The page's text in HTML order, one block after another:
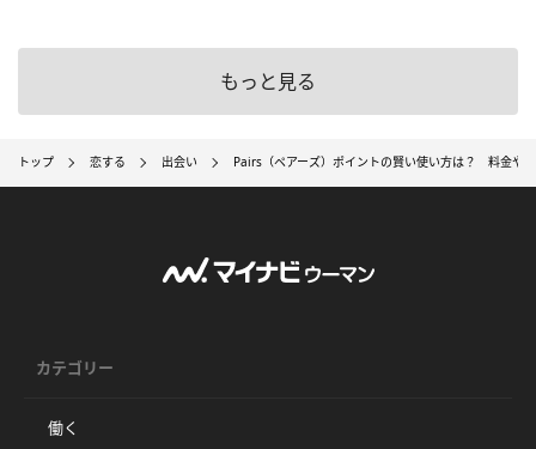
もっと見る
トップ 恋する 出会い Pairs（ペアーズ）ポイントの賢い使い方は？ 料金や
カテゴリー
働く